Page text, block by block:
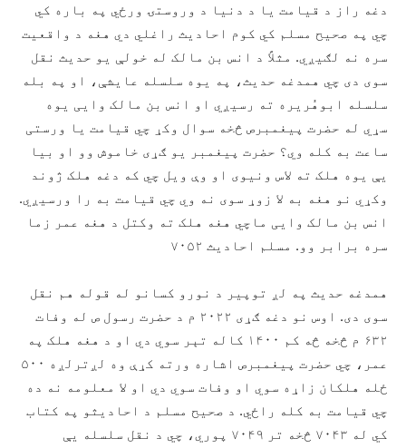
دغه راز د قیامت یا د دنیا د وروستۍ ورځي په باره کي
چي په صحیح مسلم کي کوم احادیث راغلي دي هغه د واقعیت
سره نه لګیږي. مثلاً د انس بن مالک له خولې یو حدیث نقل
سوی دی چي همدغه حدیث، په یوه سلسله عایشې، او په بله
سلسله ابوهُریره ته رسیږي او انس بن مالک وايی یوه
سړي له حضرت پیغمبرص څخه سوال وکړ چي قیامت یا ورستی
ساعت به کله وي؟ حضرت پیغمبر یو ګړی خاموش وو او بیا
یې یوه هلک ته لاس ونیوی او وې ویل چي که دغه هلک ژوند
وکړي نو هغه به لا زوړ سوی نه وي چي قیامت به را ورسیږي.
انس بن مالک وايی ماچي هغه هلک ته وکتل د هغه عمر زما
سره برابر وو. مسلم احادیث ۷۰۵۲
همدغه حدیث په لږ توپیر د نورو کسانو له قوله هم نقل
سوی دی. اوس نو دغه ګړی ۲۰۲۲ م د حضرت رسول ص له وفات
۶۳۲ م څخه څه کم ۱۴۰۰ کاله تېر سوي دي او د هغه هلک په
عمر، چي حضرت پیغمبرص اشاره ورته کړې وه لږترلږه ۵۰۰
ځله هلکان زاړه سوي او وفات سوي دي او لا معلومه نه ده
چي قیامت به کله راځي. د صحیح مسلم د احادیثو په کتاب
کي له ۷۰۴۳ څخه تر ۷۰۴۹ پوري، چي د نقل سلسله یې